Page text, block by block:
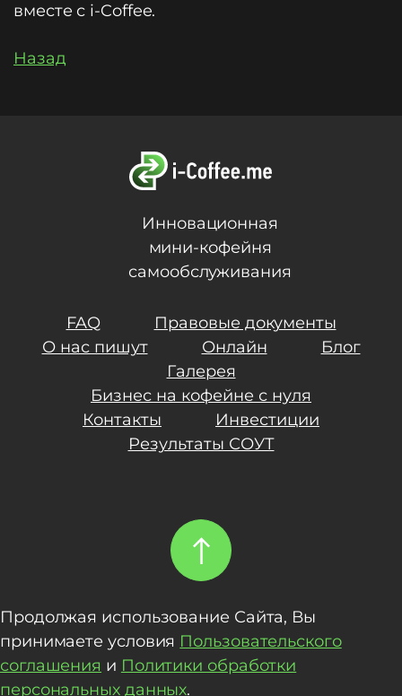
вместе с i-Coffee.
Назад
Инновационная
мини-кофейня
самообслуживания
FAQ
Правовые документы
О нас пишут
Онлайн
Блог
Галерея
Бизнес на кофейне с нуля
Контакты
Инвестиции
Результаты СОУТ
Продолжая использование Сайта, Вы
принимаете условия Пользовательского
соглашения и Политики обработки
персональных данных.